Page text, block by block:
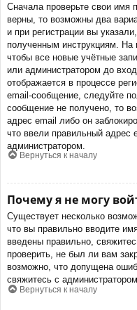
Сначала проверьте свои имя
верны, то возможны два
и при регистрации вы
полученным инструкциям. На
чтобы все новые учётные
или администратором до
отображается в процессе
email-сообщение, следуйте
сообщение не получено, то
адрес email либо он
что ввели правильный адрес
администратором.
Вернуться к началу
Почему я не могу
Существует несколько
что вы правильно вводите
введены правильно,
проверить, не был ли вам
возможно, что допущена
свяжитесь с
Вернуться к началу